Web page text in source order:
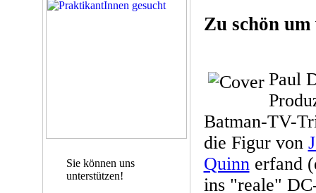
Sie können uns
unterstützen!
Zu schön
Paul
Batman-TV-
die Figur von
Quinnerfand
ins "reale"